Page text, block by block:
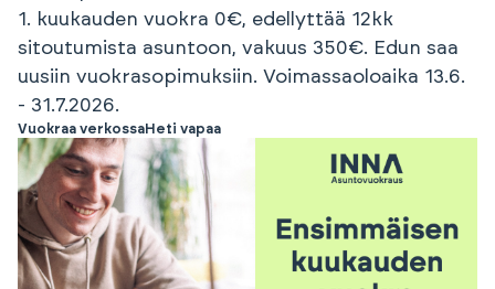
1. kuukauden vuokra 0€, edellyttää 12kk
sitoutumista asuntoon, vakuus 350€. Edun saa
uusiin vuokrasopimuksiin. Voimassaoloaika 13.6.
- 31.7.2026.
Vuokraa verkossaHeti vapaa